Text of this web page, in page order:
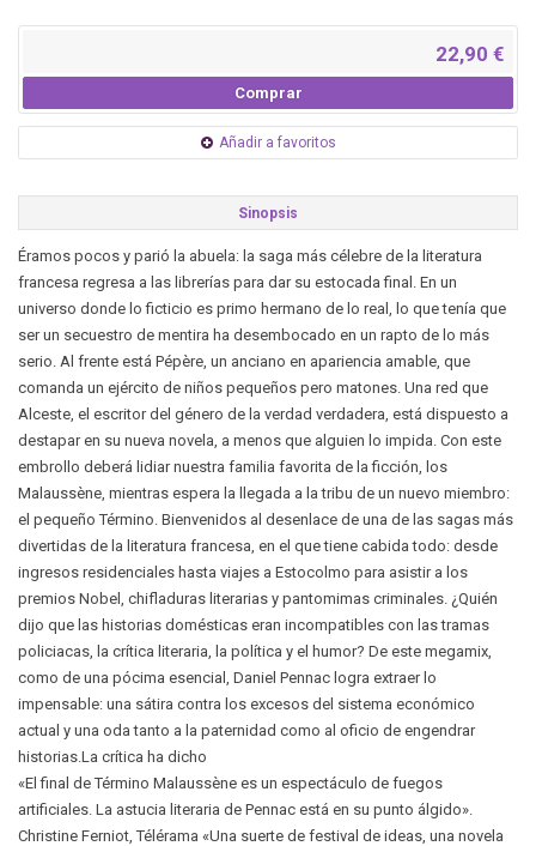
22,90 €
Comprar
Añadir a favoritos
Sinopsis
Éramos pocos y parió la abuela: la saga más célebre de la literatura
francesa regresa a las librerías para dar su estocada final. En un
universo donde lo ficticio es primo hermano de lo real, lo que tenía que
ser un secuestro de mentira ha desembocado en un rapto de lo más
serio. Al frente está Pépère, un anciano en apariencia amable, que
comanda un ejército de niños pequeños pero matones. Una red que
Alceste, el escritor del género de la verdad verdadera, está dispuesto a
destapar en su nueva novela, a menos que alguien lo impida. Con este
embrollo deberá lidiar nuestra familia favorita de la ficción, los
Malaussène, mientras espera la llegada a la tribu de un nuevo miembro:
el pequeño Término. Bienvenidos al desenlace de una de las sagas más
divertidas de la literatura francesa, en el que tiene cabida todo: desde
ingresos residenciales hasta viajes a Estocolmo para asistir a los
premios Nobel, chifladuras literarias y pantomimas criminales. ¿Quién
dijo que las historias domésticas eran incompatibles con las tramas
policiacas, la crítica literaria, la política y el humor? De este megamix,
como de una pócima esencial, Daniel Pennac logra extraer lo
impensable: una sátira contra los excesos del sistema económico
actual y una oda tanto a la paternidad como al oficio de engendrar
historias.La crítica ha dicho
«El final de Término Malaussène es un espectáculo de fuegos
artificiales. La astucia literaria de Pennac está en su punto álgido».
Christine Ferniot, Télérama «Una suerte de festival de ideas, una novela